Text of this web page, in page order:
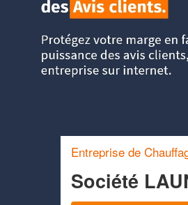
Entreprise de
Société